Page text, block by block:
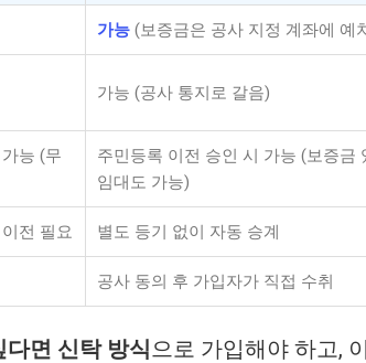
가능 (보증금은 공사 지정 계좌에 예
가능 (공사 통지로 갈음)
능 (무
주민등록 이전 승인 시 가능 (보증금
임대도 가능)
전 필요 별도 등기 없이 자동 승계
공사 동의 후 가입자가 직접 수취
면 신탁 방식 으로 가입해야 하고,